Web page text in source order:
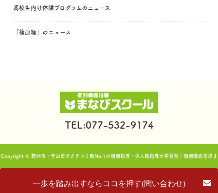
高校生向け体験プログラムのニュース
「篠原糯」のニュース
TEL:077-532-9174
Copyright © 野洲市・守山市でクチコミ数No.1の個別指導・少人数指導の学習塾｜個別徹底指導ま
なびスクール. All rights reserved.
一歩を踏み出すならココを押す(問い合わせ)